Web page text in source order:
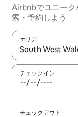
Airbnbでユニーク
索・予約しよう
エリア
検索結果が表示さ
チェックイン
チェックアウト